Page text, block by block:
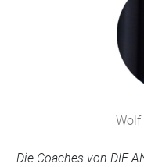
Wolf
Die Coaches von DIE